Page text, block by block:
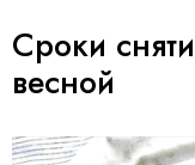
Сроки
весной